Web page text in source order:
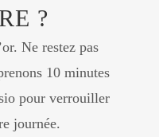
?
Ne restez pas
10 minutes
pour verrouiller
journée.